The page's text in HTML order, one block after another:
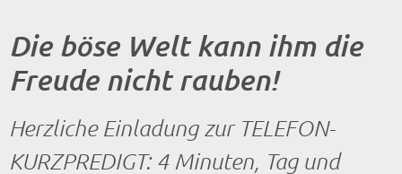
Die böse Welt kann ihm die
Freude nicht rauben!
Herzliche Einladung zur TELEFON-
KURZPREDIGT: 4 Minuten, Tag und